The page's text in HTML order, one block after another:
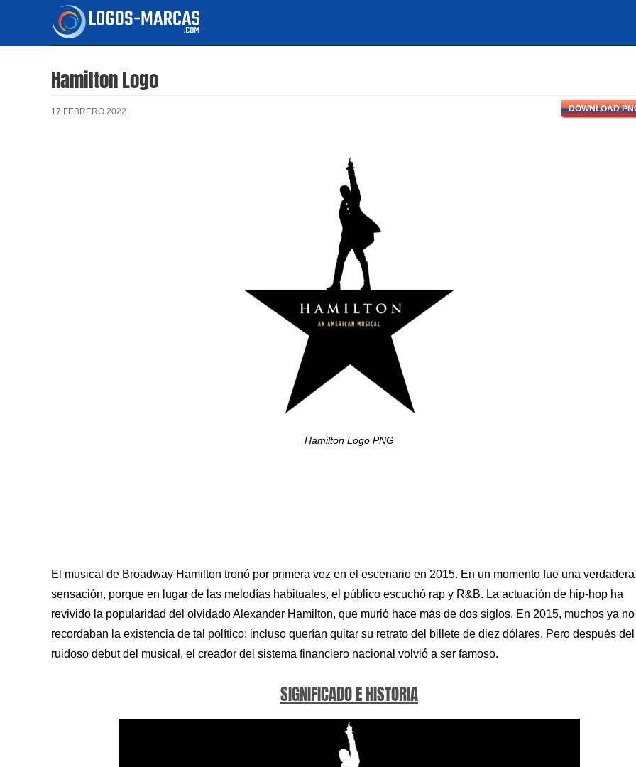
contenido
Hamilton Logo
17 FEBRERO 2022 DOWNLOAD
Hamilton Logo PNG
El musical de Broadway Hamilton tronó por primera vez en el escenario en 2015. En un momento fue una verdadera
sensación, porque en lugar de las melodías habituales, el público escuchó rap y R&B. La actuación de hip-hop ha
revivido la popularidad del olvidado Alexander Hamilton, que murió hace más de dos siglos. En 2015, muchos ya no
recordaban la existencia de tal político: incluso querían quitar su retrato del billete de diez dólares. Pero después del
ruidoso debut del musical, el creador del sistema financiero nacional volvió a ser famoso.
SIGNIFICADO E HISTORIA